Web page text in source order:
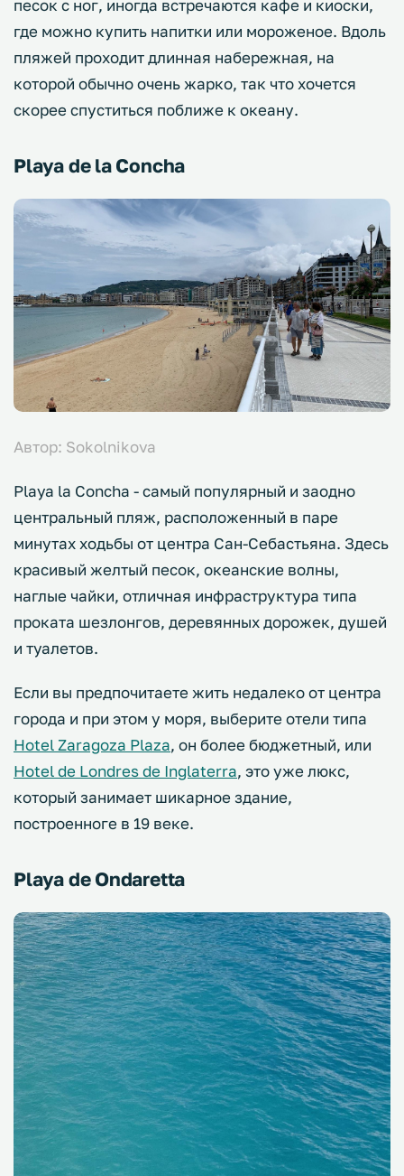
песок с ног, иногда встречаются кафе и киоски,
где можно купить напитки или мороженое. Вдоль
пляжей проходит длинная набережная, на
которой обычно очень жарко, так что хочется
скорее спуститься поближе к океану.
Playa de la Concha
Автор: Sokolnikova
Playa la Concha - самый популярный и заодно
центральный пляж, расположенный в паре
минутах ходьбы от центра Сан-Себастьяна. Здесь
красивый желтый песок, океанские волны,
наглые чайки, отличная инфраструктура типа
проката шезлонгов, деревянных дорожек, душей
и туалетов.
Если вы предпочитаете жить недалеко от центра
города и при этом у моря, выберите отели типа
Hotel Zaragoza Plaza, он более бюджетный, или
Hotel de Londres de Inglaterra, это уже люкс,
который занимает шикарное здание,
построенноге в 19 веке.
Playa de Ondaretta